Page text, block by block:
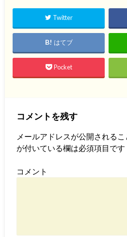
Twitter
はてブ
Pocket
コメントを残す
メールアドレスが公開されるこ
が付いている欄は必須項目です
コメント